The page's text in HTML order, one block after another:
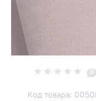
0
Код товара: